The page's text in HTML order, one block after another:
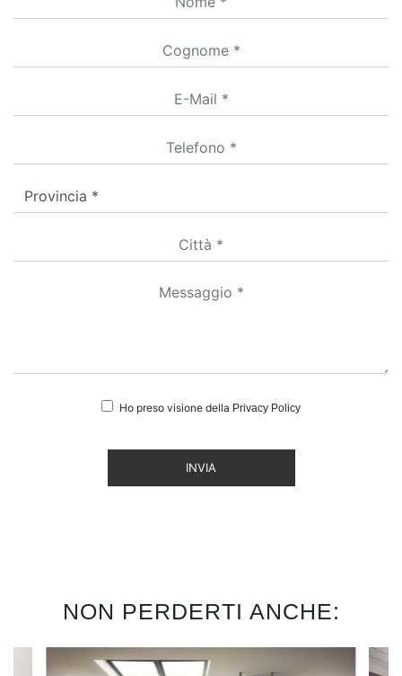
Ho preso visione della Privacy Policy
INVIA
NON PERDERTI ANCHE: